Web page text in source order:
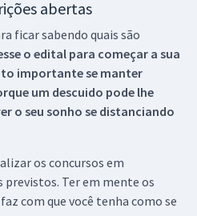
abertas
ficar sabendo quais são
o edital para começar a sua
importante se manter
um descuido pode lhe
o seu sonho se distanciando
os concursos em
Ter em mente os
com que você tenha como se